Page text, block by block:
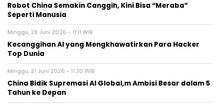
Robot China Semakin Canggih, Kini Bisa “Meraba”
Seperti Manusia
Minggu, 28 Juni 2026 - 11:11 WIB
Kecanggihan AI yang Mengkhawatirkan Para Hacker
Top Dunia
Minggu, 21 Juni 2026 - 11:30 WIB
China Bidik Supremasi AI Global,m Ambisi Besar dalam 5
Tahun ke Depan